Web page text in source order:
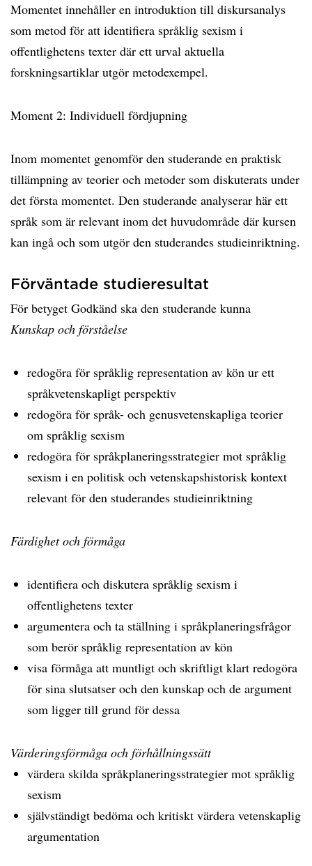
Momentet innehåller en introduktion till diskursanalys
som metod för att identifiera språklig sexism i
offentlighetens texter där ett urval aktuella
forskningsartiklar utgör metodexempel.
Moment 2: Individuell fördjupning
Inom momentet genomför den studerande en praktisk
tillämpning av teorier och metoder som diskuterats under
det första momentet. Den studerande analyserar här ett
språk som är relevant inom det huvudområde där kursen
kan ingå och som utgör den studerandes studieinriktning.
Förväntade studieresultat
För betyget Godkänd ska den studerande kunna
Kunskap och förståelse
redogöra för språklig representation av kön ur ett
språkvetenskapligt perspektiv
redogöra för språk- och genusvetenskapliga teorier
om språklig sexism
redogöra för språkplaneringsstrategier mot språklig
sexism i en politisk och vetenskapshistorisk kontext
relevant för den studerandes studieinriktning
Färdighet och förmåga
identifiera och diskutera språklig sexism i
offentlighetens texter
argumentera och ta ställning i språkplaneringsfrågor
som berör språklig representation av kön
visa förmåga att muntligt och skriftligt klart redogöra
för sina slutsatser och den kunskap och de argument
som ligger till grund för dessa
Värderingsförmåga och förhållningssätt
värdera skilda språkplaneringsstrategier mot språklig
sexism
självständigt bedöma och kritiskt värdera vetenskaplig
argumentation